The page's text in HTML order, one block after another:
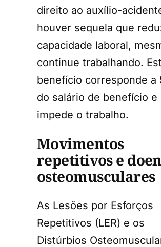
direito ao auxílio-
houver sequela que
capacidade laboral,
continue trabalhando.
benefício corresponde a
do salário de benefício e
impede o trabalho.
Movimentos
repetitivos e
osteomusculares
As Lesões por Esforços
Repetitivos (LER) e os
Distúrbios